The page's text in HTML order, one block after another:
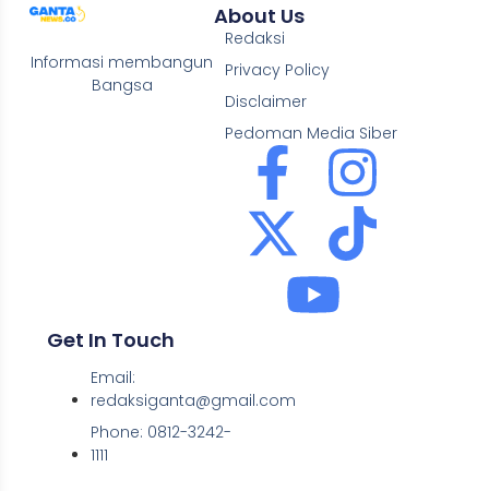
Informasi membangun
Bangsa
About Us
Redaksi
Privacy Policy
Disclaimer
Pedoman Media Siber
Get In Touch
Email:
redaksiganta@gmail.com
Phone: 0812-3242-
1111